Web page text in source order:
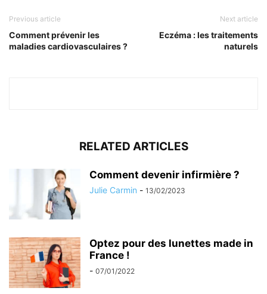
Previous article
Comment prévenir les
maladies cardiovasculaires ?
Next article
Eczéma : les traitements
naturels
RELATED ARTICLES
Comment devenir infirmière ?
Julie Carmin - 13/02/2023
Optez pour des lunettes made in
France !
- 07/01/2022